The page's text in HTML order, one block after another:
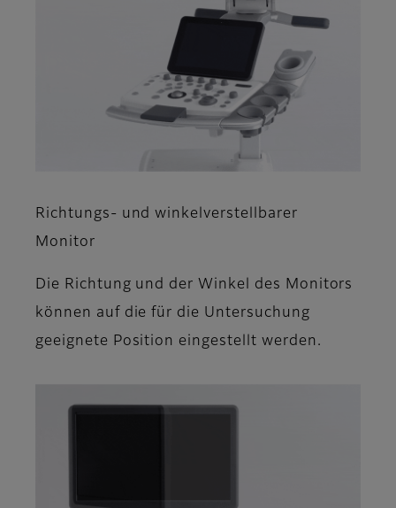
Richtungs- und winkelverstellbarer
Monitor
Die Richtung und der Winkel des Monitors
können auf die für die Untersuchung
geeignete Position eingestellt werden.